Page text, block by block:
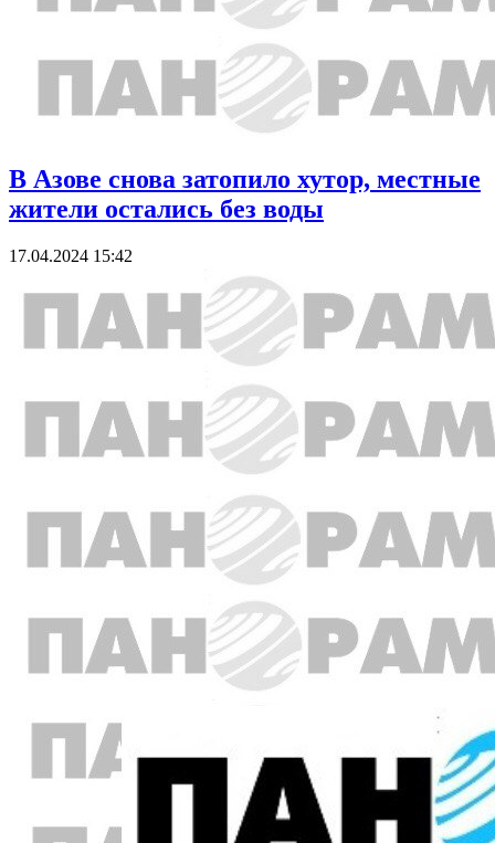
В Азове снова затопило хутор, местные
жители остались без воды
17.04.2024 15:42